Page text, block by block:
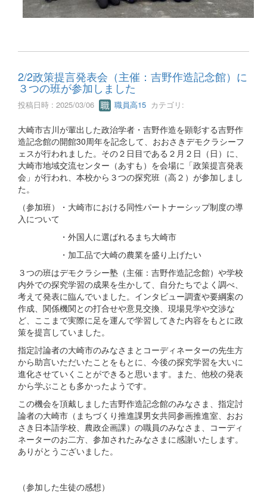
2/2政策提言発表会（主催：吉野作造記念館）に
３つの班が参加しました
投稿日時 : 2025/03/06 職員高15 カテゴリ:
大崎市古川が輩出した政治学者・吉野作造を顕彰する吉野作
造記念館の開館30周年を記念して、おおさきデモクラシーフ
ェスが行われました。その２日目である２月２日（日）に、
大崎市地域交流センター（あすも）を会場に「政策提言発表
会」が行われ、本校から３つの探究班（高２）が参加しまし
た。
（参加班）・大崎市における同性パートナーシップ制度の導
入について
・外国人に選ばれるまち大崎市
・加工品で大崎の農業を盛り上げたい
３つの班はデモクラシー塾（主催：吉野作造記念館）や学校
内外での探究学習の成果を生かして、自分たちでよく調べ、
考えて発表に臨んでいました。インタビュー調査や要綱案の
作成、関係機関との打合せや意見交換、現場見学や交渉な
ど、ここまで実際に足を運んで学習してきた内容をもとに政
策を提言していました。
指定討論者の大崎市のみなさまとコーディネーターの先生方
から助言いただいたことをもとに、今後の探究学習を大いに
進化させていくことができると思います。また、他校の発表
から学ぶことも多かったようです。
この機会を頂戴しました吉野作造記念館のみなさま、指定討
論者の大崎市（まちづくり推進課男女共同参画推進室、おお
さき日本語学校、農政企画課）の職員のみなさま、コーディ
ネーターのお二方、参加されたみなさまに感謝いたします。
ありがとうございました。
（参加した生徒の感想）